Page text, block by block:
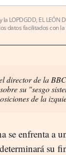
LOPDGDD, EL LEÓN
datos facilitados con
director de la
su "sesgo
de la
se enfrenta a
su